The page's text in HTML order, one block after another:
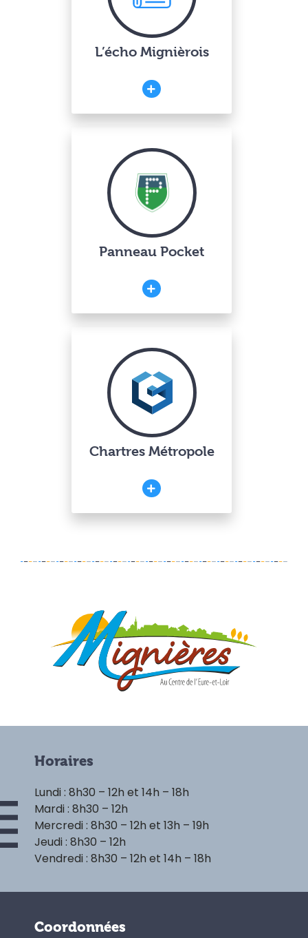
L’écho Mignièrois
Panneau Pocket
Chartres Métropole
Horaires
Lundi : 8h30 – 12h et 14h – 18h
Mardi : 8h30 – 12h
Mercredi : 8h30 – 12h et 13h – 19h
Jeudi : 8h30 – 12h
Vendredi : 8h30 – 12h et 14h – 18h
Coordonnées